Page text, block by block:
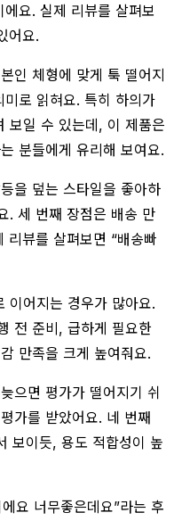
요. 실제 리뷰를 살펴보
어요.
인 체형에 맞게 툭 떨어지
로 읽혀요. 특히 하의가
보일 수 있는데, 이 제품은
분들에게 유리해 보여요.
을 덮는 스타일을 좋아하
. 세 번째 장점은 배송 만
리뷰를 살펴보면 “배송빠
이어지는 경우가 많아요.
전 준비, 급하게 필요한
만족을 크게 높여줘요.
으면 평가가 떨어지기 쉬
가를 받았어요. 네 번째
보이듯, 용도 적합성이 높
요 너무좋은데요”라는 후